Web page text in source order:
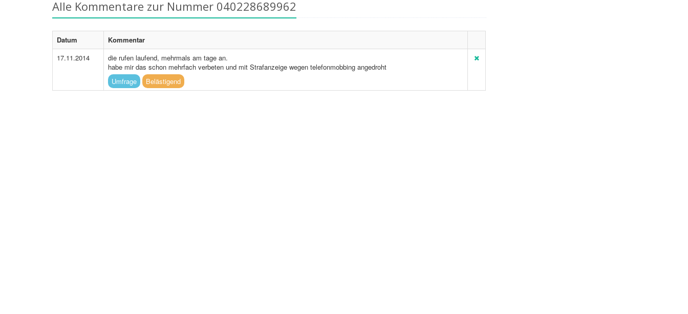
Alle Kommentare zur Nummer 040228689962
Datum
Kommentar
17.11.2014
die rufen laufend, mehrmals am tage an.
habe mir das schon mehrfach verbeten und mit Strafanzeige wegen telefonmobbing angedroht
Umfrage
Belästigend